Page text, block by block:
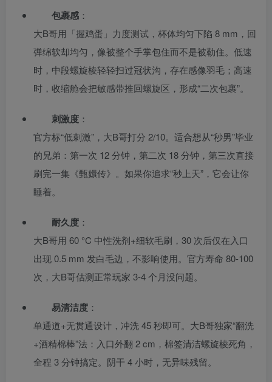
包裹感 ：
大B哥用「握鸡蛋」力度测试，杯体均匀下陷 8 mm，回
弹绵软却均匀，像被整个手掌包住而不是被勒住。低速
时，中段螺旋棱轻轻扫过冠状沟，存在感像羽毛；高速
时，收缩舱会把敏感带推回螺旋区，形成“二次包裹”。
刺激度 ：
官方标“低刺激”，大B哥打分 2/10。适合想从“秒男”毕业
的兄弟：第一次 12 分钟，第二次 18 分钟，第三次直接
刷完一集《甄嬛传》。如果你追求“秒上天”，它会让你
睡着。
耐久度 ：
大B哥用 60 °C 中性洗剂+细软毛刷，30 次后仅在入口
出现 0.5 mm 发白毛边，不影响使用。官方寿命 80-100
次，大B哥估测正常玩家 3-4 个月没问题。
易清洁度 ：
单通道+无贯通设计，冲洗 45 秒即可。大B哥独家“翻洗
+酒精棉棒”法：入口外翻 2 cm，棉签清洁螺旋棱死角，
全程 3 分钟搞定。阴干 4 小时，无异味残留。